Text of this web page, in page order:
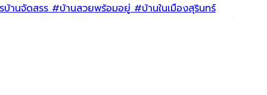
บ้านจัดสรร #บ้านสวยพร้อมอยู่ #บ้านในเมืองสุรินทร์